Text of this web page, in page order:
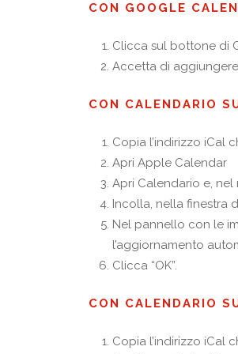
CON GOOGLE
Clicca sul bottone di
Accetta di
CON CALENDARIO
Copia l’indirizzo iCal
Apri Apple Calendar
Apri Calendario e, nel
Incolla, nella finestra
Nel pannello con le
l’aggiornamento
Clicca “OK”.
CON CALENDARIO
Copia l’indirizzo iCal